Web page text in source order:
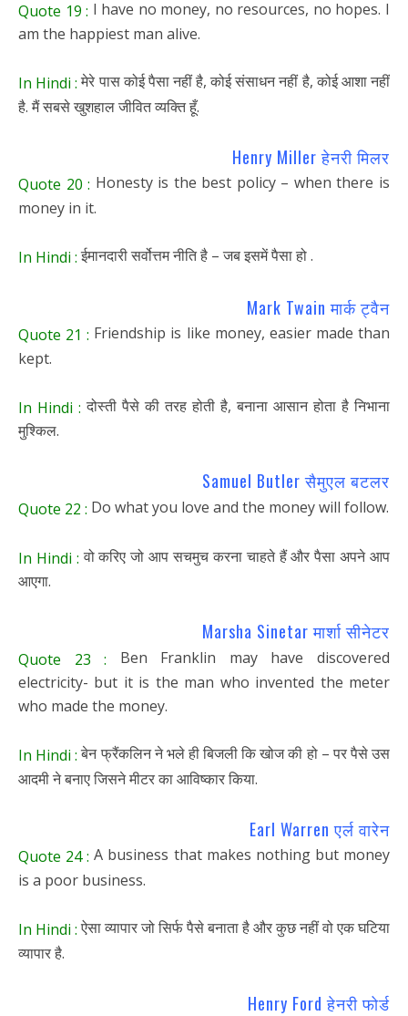
Quote 19 : I have no money, no resources, no hopes. I
am the happiest man alive.
In Hindi :मेरे पास कोई पैसा नहीं है, कोई संसाधन नहीं है, कोई आशा नहीं
है. मैं सबसे खुशहाल जीवित व्यक्ति हूँ.
Henry Miller हेनरी मिलर
Quote 20 : Honesty is the best policy – when there is
money in it.
In Hindi :ईमानदारी सर्वोत्तम नीति है – जब इसमें पैसा हो .
Mark Twain मार्क ट्वैन
Quote 21 : Friendship is like money, easier made than
kept.
In Hindi :दोस्ती पैसे की तरह होती है, बनाना आसान होता है निभाना
मुश्किल.
Samuel Butler सैमुएल बटलर
Quote 22 : Do what you love and the money will follow.
In Hindi : वो करिए जो आप सचमुच करना चाहते हैं और पैसा अपने आप
आएगा.
Marsha Sinetar मार्शा सीनेटर
Quote 23 : Ben Franklin may have discovered
electricity- but it is the man who invented the meter
who made the money.
In Hindi :बेन फ्रैंकलिन ने भले ही बिजली कि खोज की हो – पर पैसे उस
आदमी ने बनाए जिसने मीटर का आविष्कार किया.
Earl Warren एर्ल वारेन
Quote 24 : A business that makes nothing but money
is a poor business.
In Hindi :ऐसा व्यापार जो सिर्फ पैसे बनाता है और कुछ नहीं वो एक घटिया
व्यापार है.
Henry Ford हेनरी फोर्ड